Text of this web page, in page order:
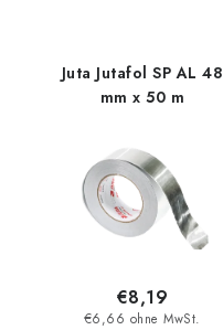
Juta Jutafol SP AL 48
mm x 50 m
€6,66 ohne MwSt.
€8,19